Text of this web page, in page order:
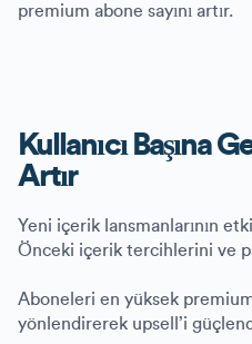
premium abone sayını artır.
Kullanıcı Başına
Artır
Yeni içerik lansmanlarının
Önceki içerik tercihlerini ve
Aboneleri en yüksek
yönlendirerek upsell’i